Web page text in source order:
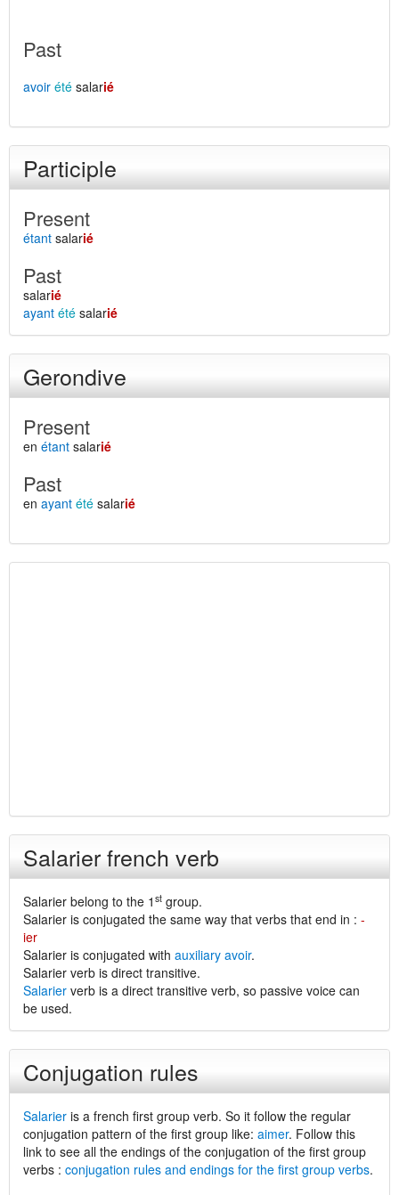
Past
avoir été salarié
Participle
Present
étant salarié
Past
salarié
ayant été salarié
Gerondive
Present
en étant salarié
Past
en ayant été salarié
Salarier french verb
Salarier belong to the 1 st group.
Salarier is conjugated the same way that verbs that end in : -
ier
Salarier is conjugated with auxiliary avoir.
Salarier verb is direct transitive.
Salarier verb is a direct transitive verb, so passive voice can
be used.
Conjugation rules
Salarier is a french first group verb. So it follow the regular
conjugation pattern of the first group like: aimer. Follow this
link to see all the endings of the conjugation of the first group
verbs : conjugation rules and endings for the first group verbs.